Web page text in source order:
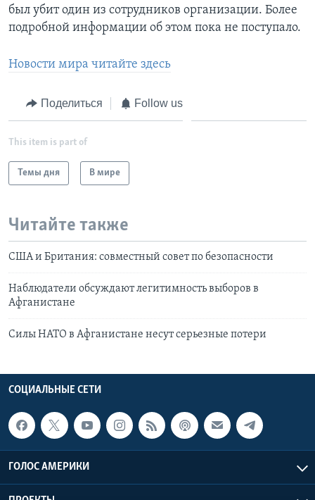
был убит один из сотрудников организации. Более
подробной информации об этом пока не поступало.
Новости мира читайте здесь
Поделиться Follow us
This item is part of
Темы дня В мире
Читайте также
США и Британия: совместный совет по безопасности
Наблюдатели обсуждают легитимность выборов в
Афганистане
Силы НАТО в Афганистане несут серьезные потери
СОЦИАЛЬНЫЕ СЕТИ
ГОЛОС АМЕРИКИ